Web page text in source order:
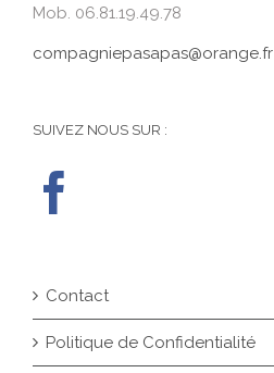
Mob. 06.81.19.49.78
compagniepasapas@orange.fr
SUIVEZ NOUS SUR :
Contact
Politique de Confidentialité